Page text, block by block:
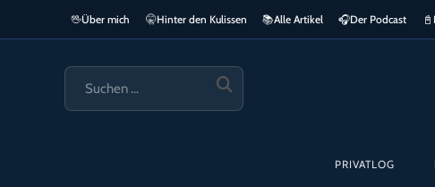
🖖Über mich 🤫Hinter den Kulissen 📚Alle Artikel 🎧​Der Podcast 📓
PRIVATLOG